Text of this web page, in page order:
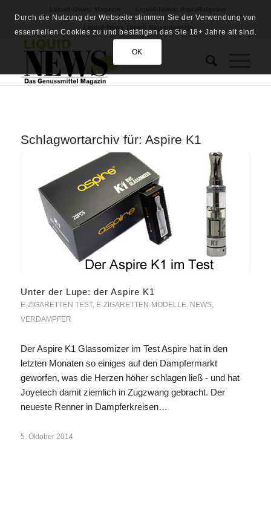
Schlagwortarchiv für: Aspire K1
Unter der Lupe: der Aspire K1
E-ZIGARETTEN TEST, E-ZIGARETTEN-MODELLE, NEWS,
VERDAMPFER
Der Aspire K1 Glassomizer im Test Aspire hat in den
letzten Monaten so einiges auf den Dampfermarkt
geworfen, was die Herzen höher schlagen ließ - und hat
Joyetech damit ziemlich in Zugzwang gebracht. Der
neueste Renner in Dampferkreisen…
5. Oktober 2014
Durch die Nutzung der Webseite stimmen Sie der Verwendung von
essentiellen Cookies zu und bestätigen das Sie 18+ Jahre alt sind.
OK